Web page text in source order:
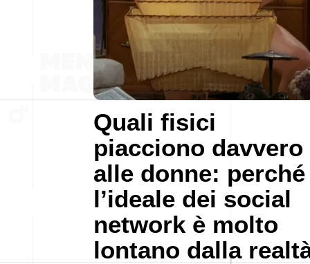
Quali fisici
piacciono davvero
alle donne: perché
l’ideale dei social
network è molto
lontano dalla